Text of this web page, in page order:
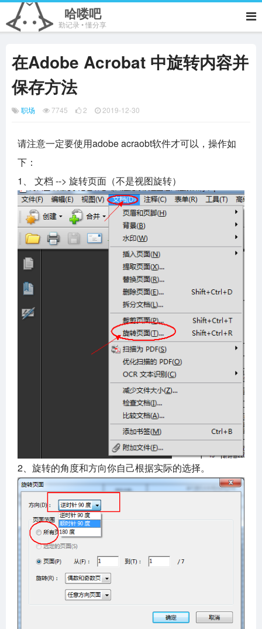
哈喽吧
勤记录 • 懂分享
在Adobe Acrobat 中旋转内容并
保存方法
职场 7745 2 2019-12-30
请注意一定要使用adobe acraobt软件才可以，操作如
下：
1、 文档 --> 旋转页面（不是视图旋转）
2、旋转的角度和方向你自己根据实际的选择。